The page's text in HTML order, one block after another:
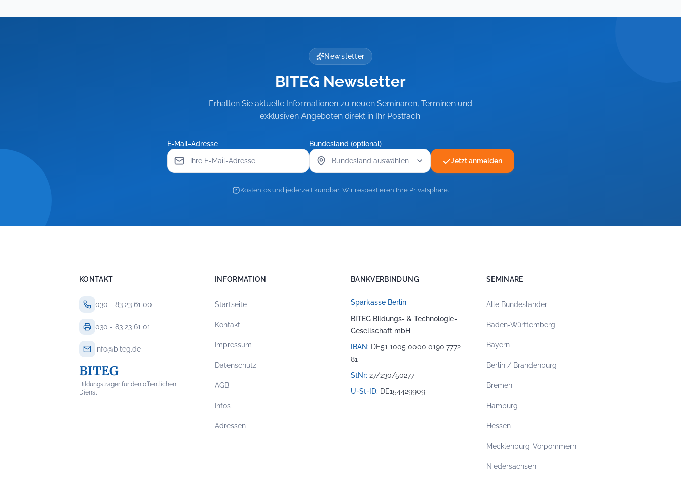
Newsletter
BITEG Newsletter
Erhalten Sie aktuelle Informationen zu neuen Seminaren, Terminen und
exklusiven Angeboten direkt in Ihr Postfach.
E-Mail-Adresse Bundesland (optional)
Jetzt anmelden
Kostenlos und jederzeit kündbar. Wir respektieren Ihre Privatsphäre.
KONTAKT
030 - 83 23 61 00
030 - 83 23 61 01
info@biteg.de
BITEG
Bildungsträger für den öffentlichen
Dienst
INFORMATION
Startseite
Kontakt
Impressum
Datenschutz
AGB
Infos
Adressen
BANKVERBINDUNG
Sparkasse Berlin
BITEG Bildungs- & Technologie-
Gesellschaft mbH
IBAN: DE51 1005 0000 0190 7772
81
StNr: 27/230/50277
U-St-ID: DE154429909
SEMINARE
Alle Bundesländer
Baden-Württemberg
Bayern
Berlin / Brandenburg
Bremen
Hamburg
Hessen
Mecklenburg-Vorpommern
Niedersachsen